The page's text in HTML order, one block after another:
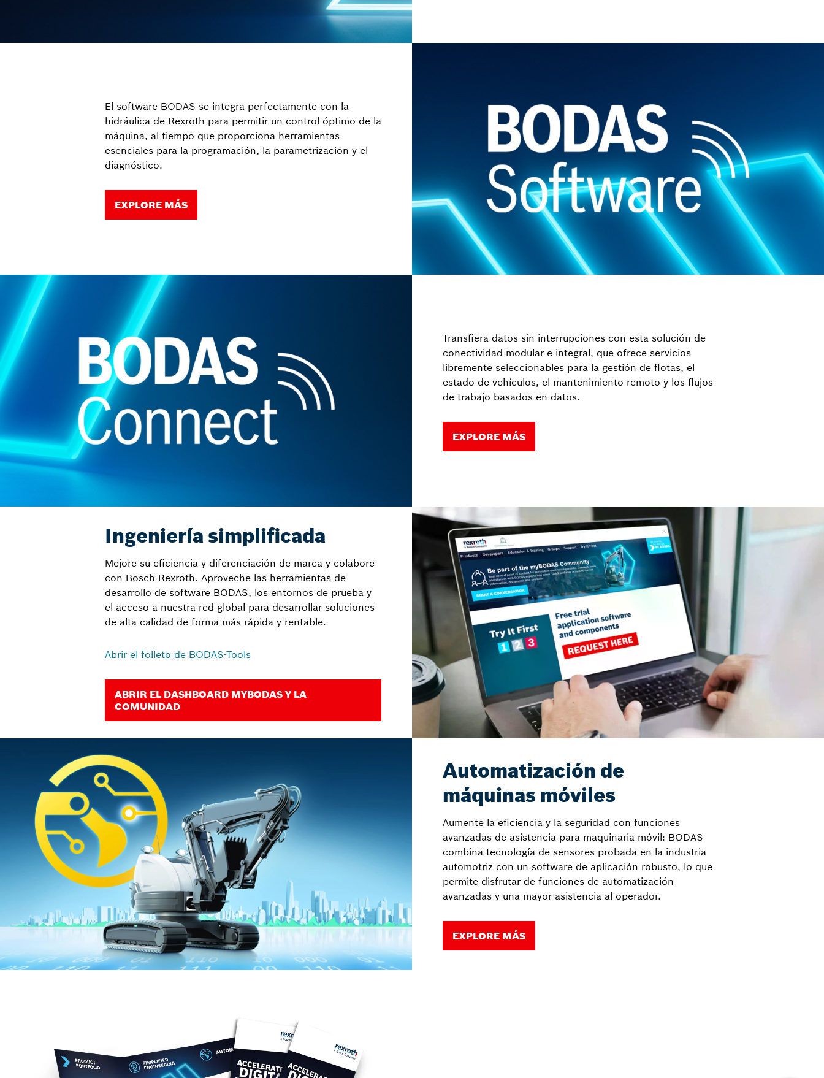
El software BODAS se integra perfectamente con la
hidráulica de Rexroth para permitir un control óptimo de la
máquina, al tiempo que proporciona herramientas
esenciales para la programación, la parametrización y el
diagnóstico.
EXPLORE MÁS
Transfiera datos sin interrupciones con esta solución de
conectividad modular e integral, que ofrece servicios
libremente seleccionables para la gestión de flotas, el
estado de vehículos, el mantenimiento remoto y los flujos
de trabajo basados en datos.
EXPLORE MÁS
Ingeniería simplificada
Mejore su eficiencia y diferenciación de marca y colabore
con Bosch Rexroth. Aproveche las herramientas de
desarrollo de software BODAS, los entornos de prueba y
el acceso a nuestra red global para desarrollar soluciones
de alta calidad de forma más rápida y rentable.
Abrir el folleto de BODAS-Tools
ABRIR EL DASHBOARD MYBODAS Y LA
COMUNIDAD
Automatización de
máquinas móviles
Aumente la eficiencia y la seguridad con funciones
avanzadas de asistencia para maquinaria móvil: BODAS
combina tecnología de sensores probada en la industria
automotriz con un software de aplicación robusto, lo que
permite disfrutar de funciones de automatización
avanzadas y una mayor asistencia al operador.
EXPLORE MÁS